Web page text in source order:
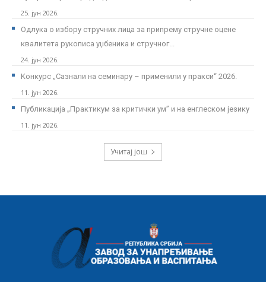
25. јун 2026.
Одлука о избору стручних лица за припрему стручне оцене
квалитета рукописа уџбеника и стручног...
24. јун 2026.
Kонкурс „Сазнали на семинару – применили у пракси“ 2026.
11. јун 2026.
Публикација „Практикум за критички ум” и на енглеском језику
11. јун 2026.
Учитај још